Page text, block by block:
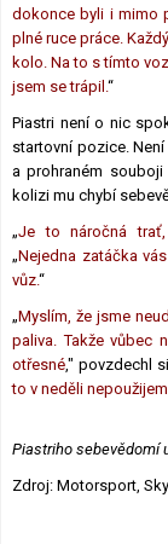
dokonce byli i mimo
plné ruce práce.
kolo. Na to s tímto
jsem se trápil.“
Piastri není o nic
startovní pozice.
a prohraném
kolizi mu chybí
„Je to náročná trať,
„Nejedna zatáčka
vůz.“
„Myslím, že jsme
paliva. Takže vůbec
otřesné," povzdechl
to v neděli
Piastriho sebevědomí
Zdroj: Motorsport,